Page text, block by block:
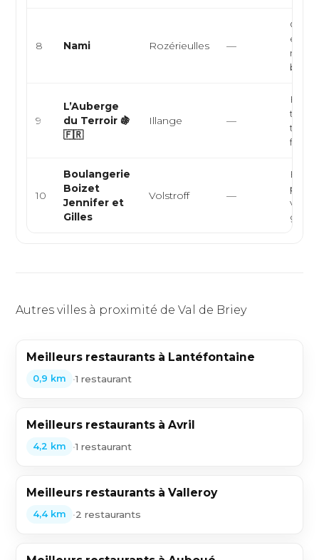
8 Nami Rozérieulles —
9
L’Auberge
du Terroir 🍇
🇫🇷
Illange —
10
Boulangerie
Boizet
Jennifer et
Gilles
Volstroff —
Autres villes à proximité de Val de Briey
Meilleurs restaurants à Lantéfontaine
0,9 km •1 restaurant
Meilleurs restaurants à Avril
4,2 km •1 restaurant
Meilleurs restaurants à Valleroy
4,4 km •2 restaurants